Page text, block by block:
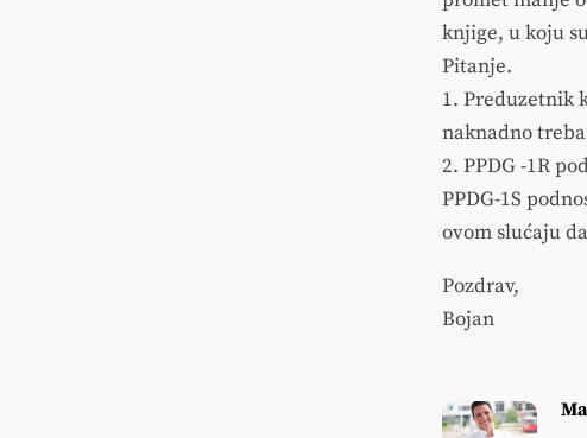
knjige, u koju
Pitanje.
1. Preduzetnik
naknadno
2. PPDG -1R
PPDG-1S
ovom slućaju
Pozdrav,
Bojan